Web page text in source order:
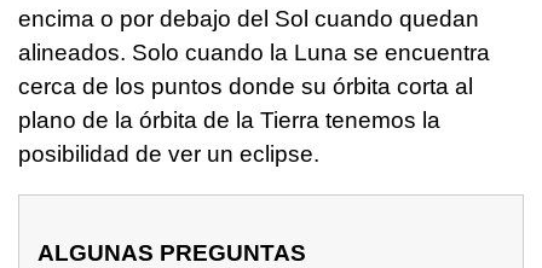
encima o por debajo del Sol cuando quedan
alineados. Solo cuando la Luna se encuentra
cerca de los puntos donde su órbita corta al
plano de la órbita de la Tierra tenemos la
posibilidad de ver un eclipse.
ALGUNAS PREGUNTAS